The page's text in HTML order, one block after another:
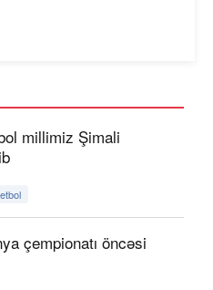
millimiz Şimali
çempionatı öncəsi